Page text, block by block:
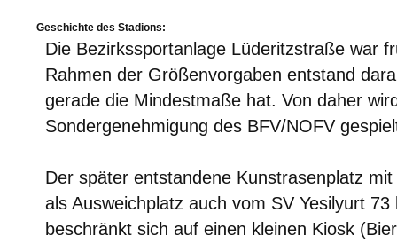
Geschichte des Stadions:
Die Bezirkssportanlage Lüderitzstraße war
Rahmen der Größenvorgaben entstand
gerade die Mindestmaße hat. Von daher
Sondergenehmigung des BFV/NOFV
Der später entstandene Kunstrasenplatz
als Ausweichplatz auch vom SV Yesilyurt
beschränkt sich auf einen kleinen Kiosk